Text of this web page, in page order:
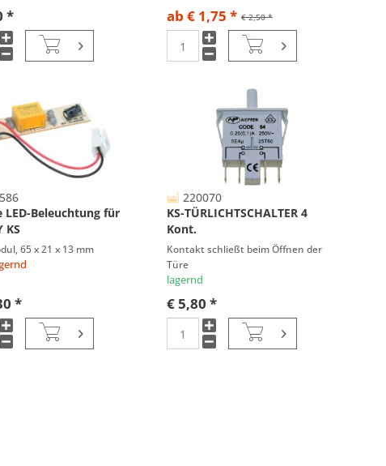
* € 2,50 *
ab € 1,75 *
LED-Beleuchtung für
KS
65 x 21 x 13 mm
*
220070
KS-TÜRLICHTSCHALTER 4
Kont.
Kontakt schließt beim Öffnen der
Türe
lagernd
€ 5,80 *